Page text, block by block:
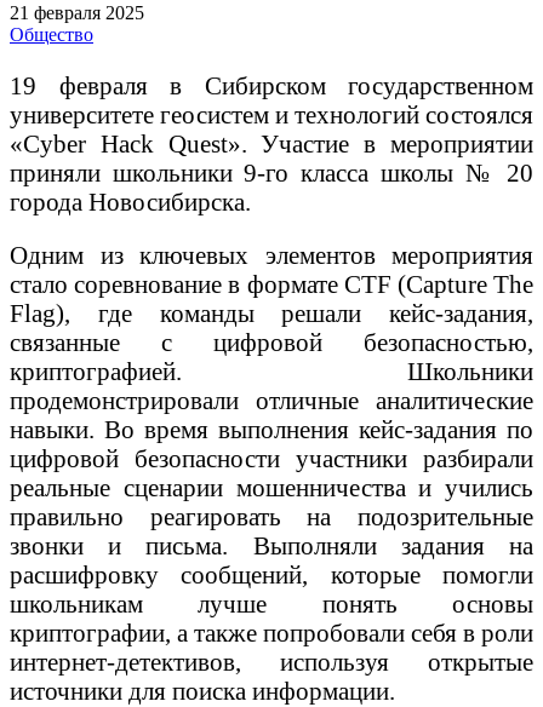
21 февраля 2025
Общество
19 февраля в Сибирском государственном
университете геосистем и технологий состоялся
«Cyber Hack Quest». Участие в мероприятии
приняли школьники 9-го класса школы № 20
города Новосибирска.
Одним из ключевых элементов мероприятия
стало соревнование в формате CTF (Capture The
Flag), где команды решали кейс-задания,
связанные с цифровой безопасностью,
криптографией. Школьники
продемонстрировали отличные аналитические
навыки. Во время выполнения кейс-задания по
цифровой безопасности участники разбирали
реальные сценарии мошенничества и учились
правильно реагировать на подозрительные
звонки и письма. Выполняли задания на
расшифровку сообщений, которые помогли
школьникам лучше понять основы
криптографии, а также попробовали себя в роли
интернет-детективов, используя открытые
источники для поиска информации.